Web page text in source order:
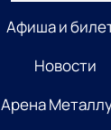
Афиша и
Новости
Арена